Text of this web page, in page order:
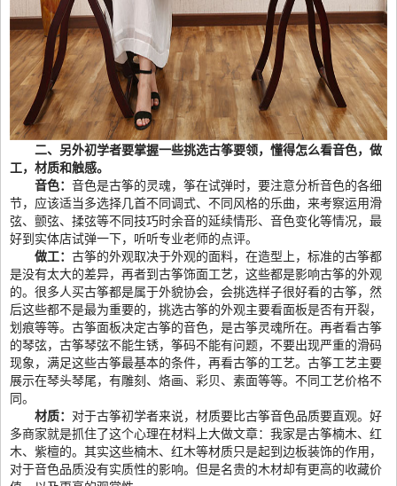
二、另外初学者要掌握一些挑选古筝要领，懂得怎么看音色，做
工，材质和触感。
音色： 音色是古筝的灵魂，筝在试弹时，要注意分析音色的各细
节，应该适当多选择几首不同调式、不同风格的乐曲，来考察运用滑
弦、颤弦、揉弦等不同技巧时余音的延续情形、音色变化等情况，最
好到实体店试弹一下，听听专业老师的点评。
做工： 古筝的外观取决于外观的面料，在造型上，标准的古筝都
是没有太大的差异，再者到古筝饰面工艺，这些都是影响古筝的外观
的。很多人买古筝都是属于外貌协会，会挑选样子很好看的古筝，然
后这些都不是最为重要的，挑选古筝的外观主要看面板是否有开裂，
划痕等等。古筝面板决定古筝的音色，是古筝灵魂所在。再者看古筝
的琴弦，古筝琴弦不能生锈，筝码不能有问题，不要出现严重的滑码
现象，满足这些古筝最基本的条件，再看古筝的工艺。古筝工艺主要
展示在琴头琴尾，有雕刻、烙画、彩贝、素面等等。不同工艺价格不
同。
材质： 对于古筝初学者来说，材质要比古筝音色品质要直观。好
多商家就是抓住了这个心理在材料上大做文章：我家是古筝楠木、红
木、紫檀的。其实这些楠木、红木等材质只是起到边板装饰的作用，
对于音色品质没有实质性的影响。但是名贵的木材却有更高的收藏价